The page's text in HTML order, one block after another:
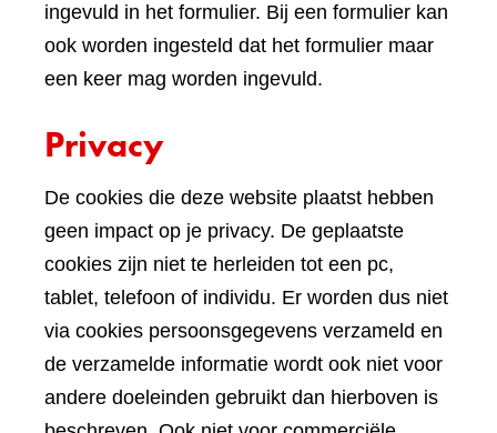
ingevuld in het formulier. Bij een formulier kan
ook worden ingesteld dat het formulier maar
een keer mag worden ingevuld.
Privacy
De cookies die deze website plaatst hebben
geen impact op je privacy. De geplaatste
cookies zijn niet te herleiden tot een pc,
tablet, telefoon of individu. Er worden dus niet
via cookies persoonsgegevens verzameld en
de verzamelde informatie wordt ook niet voor
andere doeleinden gebruikt dan hierboven is